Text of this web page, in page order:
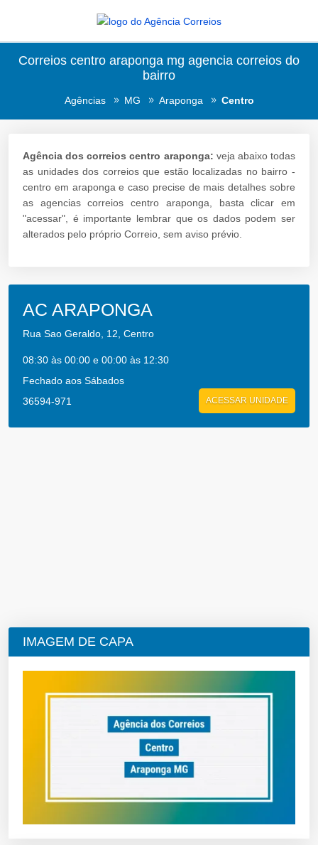
Correios centro araponga mg agencia correios do
bairro
Agências MG Araponga Centro
Agência dos correios centro araponga: veja abaixo todas
as unidades dos correios que estão localizadas no bairro -
centro em araponga e caso precise de mais detalhes sobre
as agencias correios centro araponga, basta clicar em
"acessar", é importante lembrar que os dados podem ser
alterados pelo próprio Correio, sem aviso prévio.
AC ARAPONGA
Rua Sao Geraldo, 12, Centro
08:30 às 00:00 e 00:00 às 12:30
Fechado aos Sábados
36594-971
ACESSAR UNIDADE
IMAGEM DE CAPA